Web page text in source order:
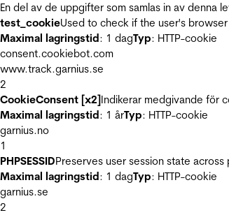
En del av de uppgifter som samlas in av denna
test_cookieUsed to check if the user's
Maximal lagringstid: 1 dagTyp: HTTP-cookie
consent.cookiebot.com
www.track.garnius.se
2
CookieConsent [x2]Indikerar medgivande för
Maximal lagringstid: 1 årTyp: HTTP-cookie
garnius.no
1
PHPSESSIDPreserves user session state
Maximal lagringstid: 1 dagTyp: HTTP-cookie
garnius.se
2